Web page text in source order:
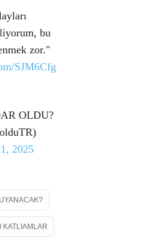
bu
zor."
SJM6Cfg
OLDU?
2025
KATLIAMLAR